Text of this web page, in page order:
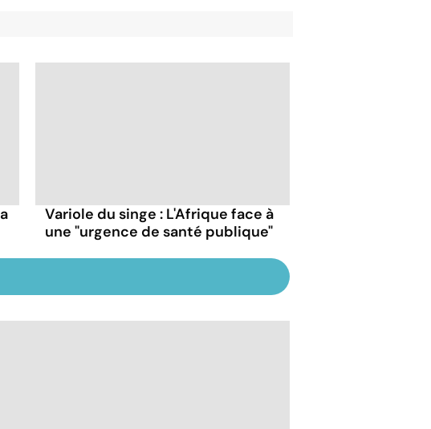
Variole du singe : L'Afrique face à
une "urgence de santé publique"